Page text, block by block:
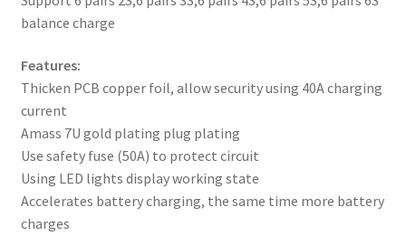
balance charge
Features:
Thicken PCB copper foil, allow security using 40A charging
current
Amass 7U gold plating plug plating
Use safety fuse (50A) to protect circuit
Using LED lights display working state
Accelerates battery charging, the same time more battery
charges